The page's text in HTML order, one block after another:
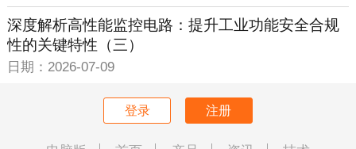
深度解析高性能监控电路：提升工业功能安全合规
性的关键特性（三）
日期：2026-07-09
登录 注册